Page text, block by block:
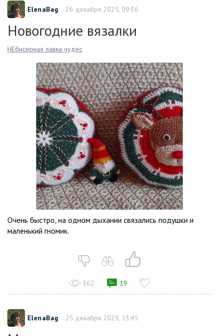
ElenaBag 26 декабря 2025, 09:36
Новогодние вязалки
НЕбисерная лавка чудес
Очень быстро, на одном дыхании связались подушки и
маленький гномик.
362 19
ElenaBag 25 декабря 2025, 13:45